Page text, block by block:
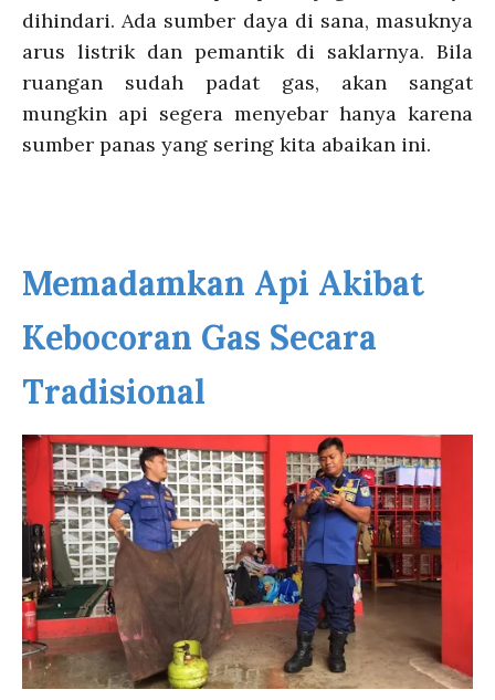
dihindari. Ada sumber daya di sana, masuknya
arus listrik dan pemantik di saklarnya. Bila
ruangan sudah padat gas, akan sangat
mungkin api segera menyebar hanya karena
sumber panas yang sering kita abaikan ini.
Memadamkan Api Akibat
Kebocoran Gas Secara
Tradisional